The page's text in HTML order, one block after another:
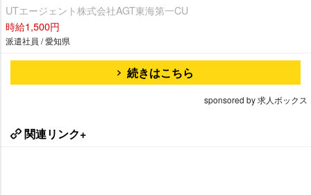
UTエージェント株式会社AGT東海第一CU
時給1,500円
派遣社員 / 愛知県
続きはこちら
sponsored by 求人ボックス
関連リンク+